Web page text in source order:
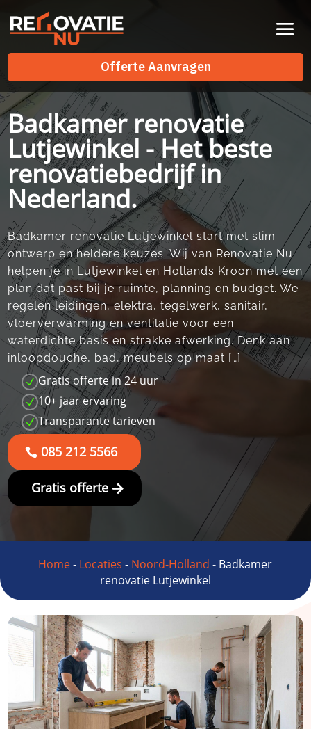
Offerte Aanvragen
Offerte Aanvragen
Badkamer renovatie
Lutjewinkel - Het beste
renovatiebedrijf in
Nederland.
Badkamer renovatie Lutjewinkel start met slim
ontwerp en heldere keuzes.​ Wij van Renovatie Nu
helpen je in Lutjewinkel en Hollands Kroon met een
plan dat past bij je ruimte, planning en budget.​ We
regelen leidingen, elektra, tegelwerk, sanitair,
vloerverwarming en ventilatie voor een
waterdichte basis en strakke afwerking.​ Denk aan
inloopdouche, bad, meubels op maat […]
N Gratis offerte in 24 uur
N 10+ jaar ervaring
N Transparante tarieven
085 212 5566
Gratis offerte
Home- Locaties - Noord-Holland - Badkamer
renovatie Lutjewinkel